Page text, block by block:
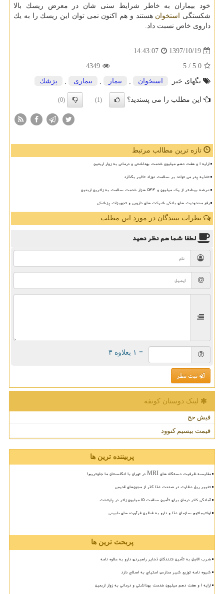
خود بیماران به خاطر شرایط سنی شان در معرض ریسك بالا
شكستگی استخوان هستند و هم اكنون نمی توان این ریسك را به یك
داروی خاص نسبت داد.
1397/10/19
14:43:07
5.0
/ 5
4349
تگهای خبر:
استخوان , بیمار , بیماری , پزشك
این مطلب را می پسندید؟ (1)
(0)
تازه ترین مطالب مرتبط
ارایه ۱ و هفت دهم میلیون خدمت بهداشتی و درمانی به زوار اربعین
تغذیه پدر می تواند بر سلامت نوزاد تاثیر بگذارد
عرضه بیشتر از یک میلیون و ۵۴۴ هزار خدمت سلامت به زائرین اربعین
رفع محدودیت های بانکی شرکت های دارویی و تجهیزات پزشکی
نظرات بینندگان در مورد این مطلب
لطفا شما همنظر دهید
= ۱ بعلاوه ۳
ثبت نظر
لینک دوستان كونفه
فیش حج
قیمت بیسیم کنوود
پربیننده ترین ها
مقایسه ظرفیت دستگاه های MRI در تهران با انگلستان ما جلوتریم!
تغییر ریل نظارت در صنعت غذا گذر از مجوزهای قدیمی
آمادگی کادر درمان برای تأمین سلامت 15 میلیون زائر در پایتخت
اولتیماتوم سازمان غذا و دارو به فعالین فرآورده های طبیعی
پربحث ترین ها
ضرب الاجل به تأمین کنندگان ذخایر راهبردی دارو به علاوه نامه
شیوه نامه توزیع شیر مدارس احتیاج به اصلاح دارد
ارایه ۱ و هفت دهم میلیون خدمت بهداشتی و درمانی به زوار اربعین